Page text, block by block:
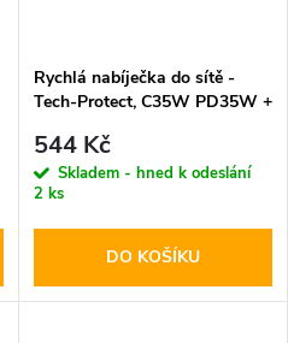
Rychlá nabíječka do sítě -
Tech-Protect, C35W PD35W +
544 Kč
Skladem - hned k odeslání
2 ks
DO KOŠÍKU